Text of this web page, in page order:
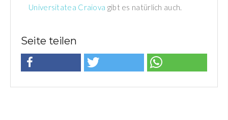
Universitatea Craiova gibt es natürlich auch.
Seite teilen